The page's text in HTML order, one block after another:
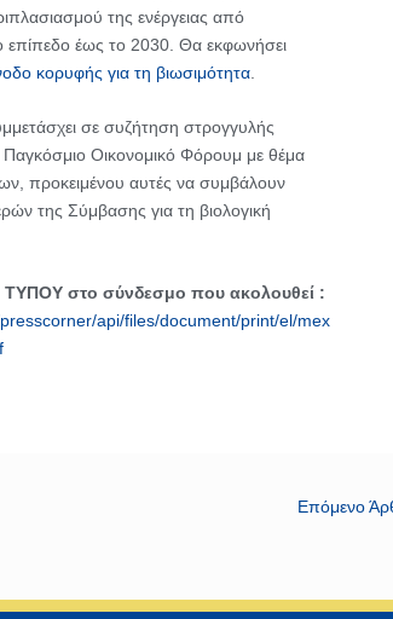
της ενέργειας από
επίπεδο έως το 2030. Θα εκφωνήσει
κορυφής για τη βιωσιμότητα.
σε συζήτηση στρογγυλής
Οικονομικό Φόρουμ με θέμα
προκειμένου αυτές να συμβάλουν
της Σύμβασης για τη βιολογική
ΤΥΠΟΥ στο σύνδεσμο που ακολουθεί :
api/files/document/print/el/mex
Επόμενο